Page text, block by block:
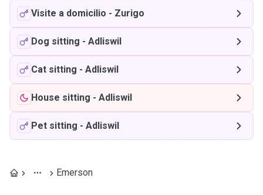
Visite a domicilio - Zurigo
Dog sitting - Adliswil
Cat sitting - Adliswil
House sitting - Adliswil
Pet sitting - Adliswil
Emerson